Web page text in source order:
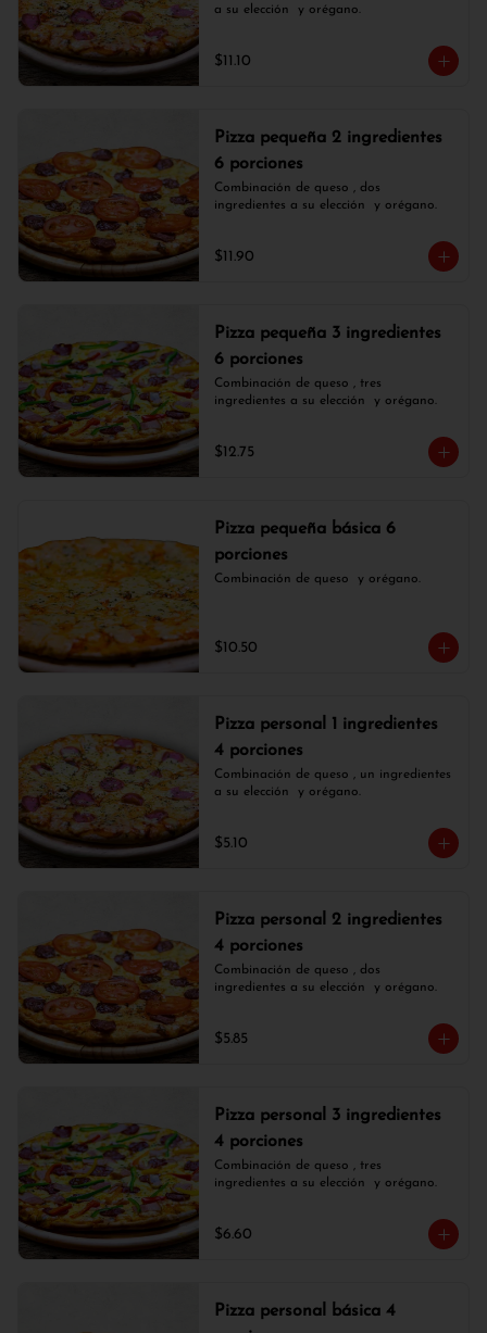
a su elección  y orégano.
$11.10
Pizza pequeña 2 ingredientes
6 porciones
Combinación de queso , dos
ingredientes a su elección  y orégano.
$11.90
Pizza pequeña 3 ingredientes
6 porciones
Combinación de queso , tres
ingredientes a su elección  y orégano.
$12.75
Pizza pequeña básica 6
porciones
Combinación de queso  y orégano.
$10.50
Pizza personal 1 ingredientes
4 porciones
Combinación de queso , un ingredientes
a su elección  y orégano.
$5.10
Pizza personal 2 ingredientes
4 porciones
Combinación de queso , dos
ingredientes a su elección  y orégano.
$5.85
Pizza personal 3 ingredientes
4 porciones
Combinación de queso , tres
ingredientes a su elección  y orégano.
$6.60
Pizza personal básica 4